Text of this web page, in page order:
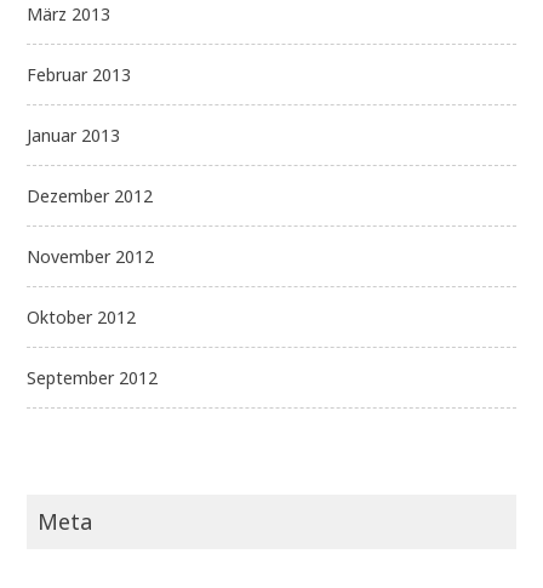
März 2013
Februar 2013
Januar 2013
Dezember 2012
November 2012
Oktober 2012
September 2012
Meta